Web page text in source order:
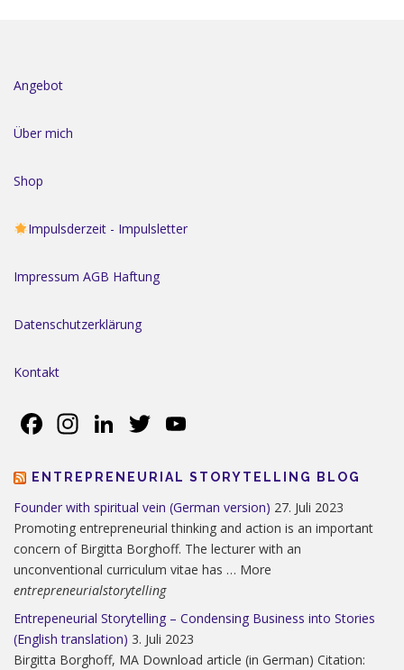
Angebot
Über mich
Shop
Impulsderzeit - Impulsletter
Impressum AGB Haftung
Datenschutzerklärung
Kontakt
Facebook
Instagram
LinkedIn
Twitter
ENTREPRENEURIAL STORYTELLING BLOG
Founder with spiritual vein (German version) 27. Juli 2023
Promoting entrepreneurial thinking and action is an important
concern of Birgitta Borghoff. The lecturer with an
unconventional curriculum vitae has … More
entrepreneurialstorytelling
Entrepeneurial Storytelling – Condensing Business into Stories
(English translation) 3. Juli 2023
Birgitta Borghoff, MA Download article (in German) Citation: